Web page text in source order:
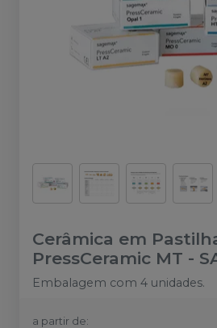
Cerâmica em
PressCeramic MT -
Embalagem com 4 unidades.
a partir de: